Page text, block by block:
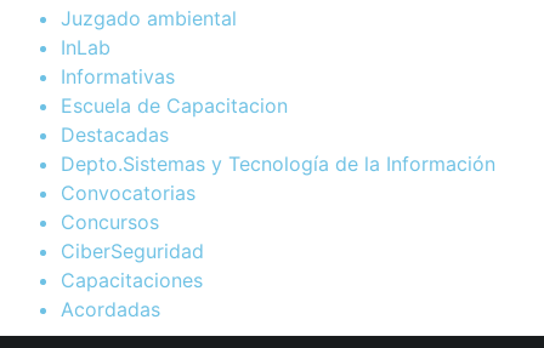
Juzgado ambiental
InLab
Informativas
Escuela de Capacitacion
Destacadas
Depto.Sistemas y Tecnología de la Información
Convocatorias
Concursos
CiberSeguridad
Capacitaciones
Acordadas